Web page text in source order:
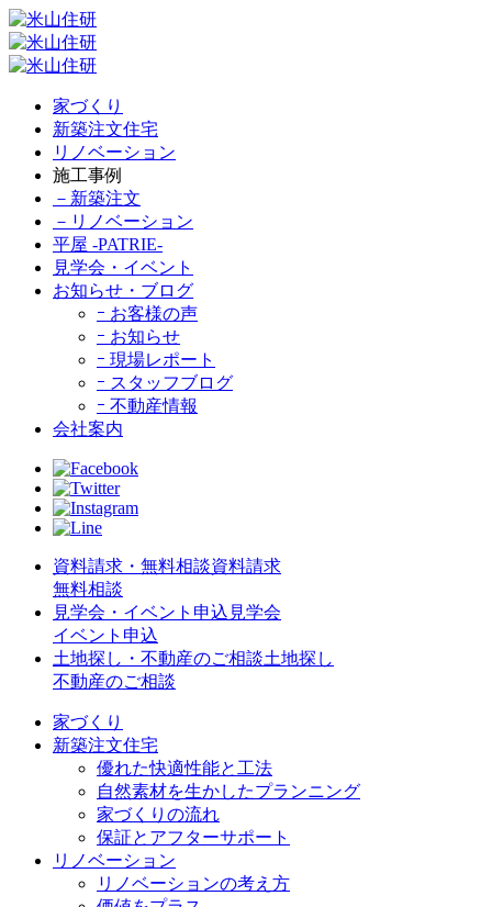
家づくり
新築注文住宅
リノベーション
施工事例
－新築注文
－リノベーション
平屋 -PATRIE-
見学会・イベント
お知らせ・ブログ
ｰ お客様の声
ｰ お知らせ
ｰ 現場レポート
ｰ スタッフブログ
ｰ 不動産情報
会社案内
資料請求・無料相談資料請求
無料相談
見学会・イベント申込 見学会
イベント申込
土地探し・不動産のご相談土地探し
不動産のご相談
家づくり
新築注文住宅
優れた快適性能と工法
自然素材を生かしたプランニング
家づくりの流れ
保証とアフターサポート
リノベーション
リノベーションの考え方